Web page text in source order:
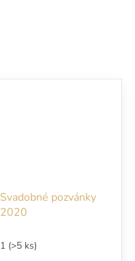
Svadobné pozvánky
2020
1 (>5 ks)